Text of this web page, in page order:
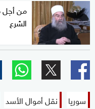
من أجل
الشرع
سوريا نقل أموال الأسد